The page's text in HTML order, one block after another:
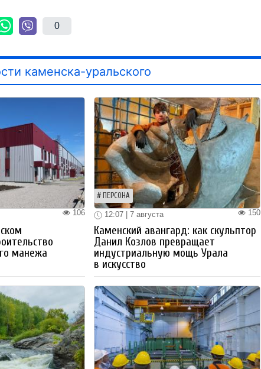
0
каменска-уральского
106
манежа
ПЕРСОНА
150
12:07 | 7 августа
Каменский авангард: как скульптор
Данил Козлов превращает
индустриальную мощь Урала
в искусство